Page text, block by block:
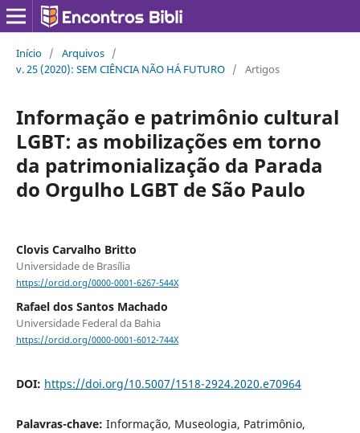
Início / Arquivos /
v. 25 (2020): SEM CIÊNCIA NÃO HÁ FUTURO / Artigos
Informação e patrimônio cultural
LGBT: as mobilizações em torno
da patrimonialização da Parada
do Orgulho LGBT de São Paulo
Clovis Carvalho Britto
Universidade de Brasília
https://orcid.org/0000-0001-6267-544X
Rafael dos Santos Machado
Universidade Federal da Bahia
https://orcid.org/0000-0001-6012-744X
DOI: https://doi.org/10.5007/1518-2924.2020.e70964
Palavras-chave: Informação, Museologia, Patrimônio,